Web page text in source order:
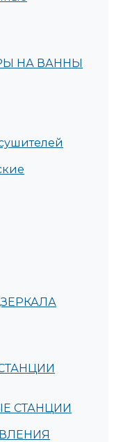
НА ВАННЫ
СТАНЦИИ